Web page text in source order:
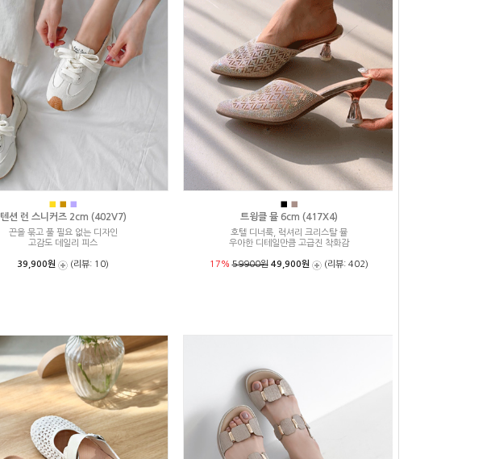
■ ■ ■
텐션 런 스니커즈 2cm (402V7)
끈을 묶고 풀 필요 없는 디자인
고감도 데일리 피스
39,900원 (리뷰: 10)
■ ■
트윙클 뮬 6cm (417X4)
호텔 디너룩, 럭셔리 크리스탈 뮬
우아한 디테일만큼 고급진 착화감
17%59900원 49,900원 (리뷰: 402)